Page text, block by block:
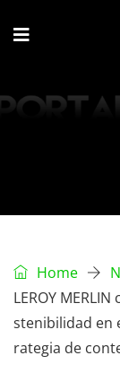
Home
LEROY
stenibilidad en
rategia de